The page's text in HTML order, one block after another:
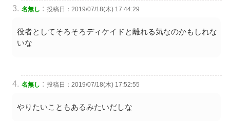
名無し : 投稿日：2019/07/18(木) 17:44:29
役者としてそろそろディケイドと離れる気なのかもしれな
いな
名無し : 投稿日：2019/07/18(木) 17:52:55
やりたいこともあるみたいだしな